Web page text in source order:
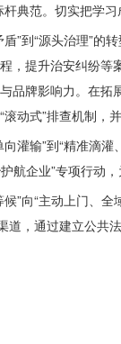
典范。切实把学
”到“源头治理”的
，提升治安纠纷
品牌影响力。在
动式”排查机制，
灌输”到“精准滴
航企业”专项行动
”向“主动上门、
道，通过建立公